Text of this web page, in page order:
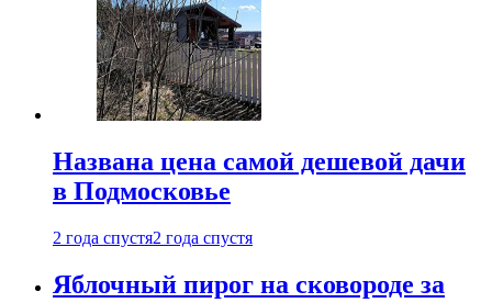
Названа цена самой дешевой дачи
в Подмосковье
2 года спустя2 года спустя
Яблочный пирог на сковороде за